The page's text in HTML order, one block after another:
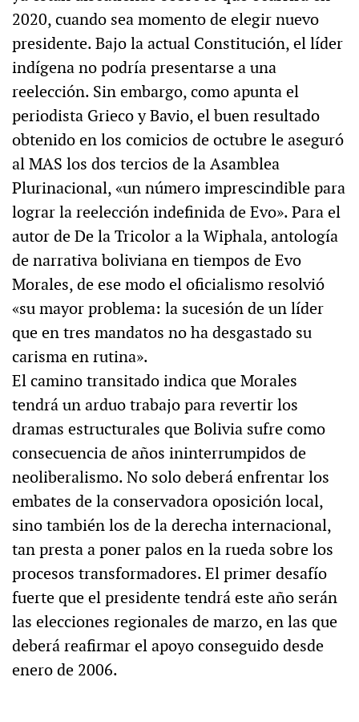
2020, cuando sea momento de elegir nuevo
presidente. Bajo la actual Constitución, el líder
indígena no podría presentarse a una
reelección. Sin embargo, como apunta el
periodista Grieco y Bavio, el buen resultado
obtenido en los comicios de octubre le aseguró
al MAS los dos tercios de la Asamblea
Plurinacional, «un número imprescindible para
lograr la reelección indefinida de Evo». Para el
autor de De la Tricolor a la Wiphala, antología
de narrativa boliviana en tiempos de Evo
Morales, de ese modo el oficialismo resolvió
«su mayor problema: la sucesión de un líder
que en tres mandatos no ha desgastado su
carisma en rutina».
El camino transitado indica que Morales
tendrá un arduo trabajo para revertir los
dramas estructurales que Bolivia sufre como
consecuencia de años ininterrumpidos de
neoliberalismo. No solo deberá enfrentar los
embates de la conservadora oposición local,
sino también los de la derecha internacional,
tan presta a poner palos en la rueda sobre los
procesos transformadores. El primer desafío
fuerte que el presidente tendrá este año serán
las elecciones regionales de marzo, en las que
deberá reafirmar el apoyo conseguido desde
enero de 2006.